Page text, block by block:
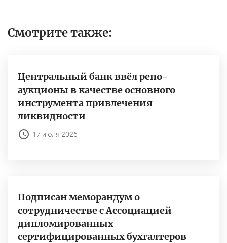
Смотрите также:
Центральный банк ввёл репо-
аукционы в качестве основного
инструмента привлечения
ликвидности
17 июля 2026
Подписан меморандум о
сотрудничестве с Ассоциацией
дипломированных
сертифицированных бухгалтеров